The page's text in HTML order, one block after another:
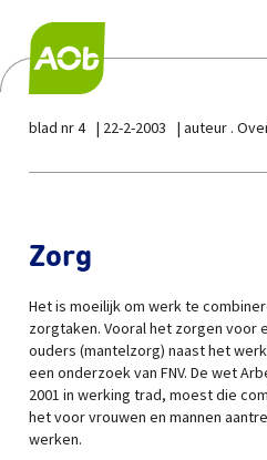
blad nr 4 22-2-2003 auteur .
Zorg
Het is moeilijk om werk te
zorgtaken. Vooral het zorgen voor
ouders (mantelzorg) naast het
een onderzoek van FNV. De wet
2001 in werking trad, moest die
het voor vrouwen en mannen
werken.